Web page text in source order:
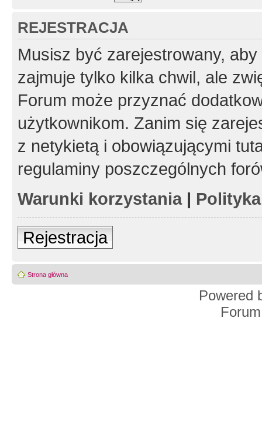
REJESTRACJA
Musisz być zarejestrowany,
zajmuje tylko kilka chwil, ale
Forum może przyznać
użytkownikom. Zanim się
z netykietą i obowiązującymi
regulaminy poszczególnych
Warunki korzystania|
Rejestracja
Strona główna
Powered